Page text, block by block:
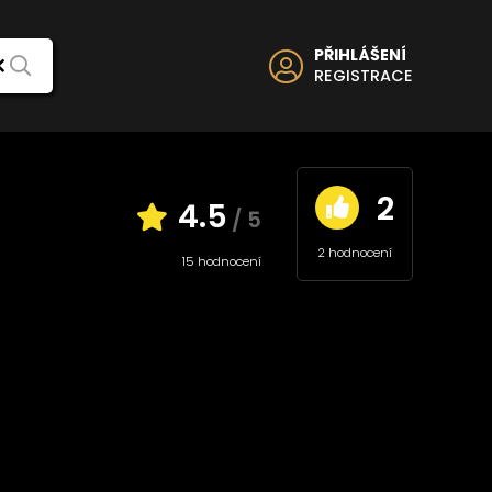
Uživatelé
Top 20 uživatelů
PŘIHLÁŠENÍ
REGISTRACE
4.5 / 5
15 hodnocení
2
2 hodnocení